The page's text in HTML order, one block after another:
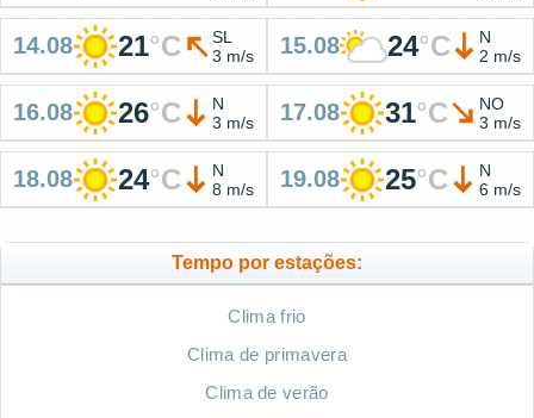
14.08 21°C
SL
3 m/s
15.08 24°C
N
2 m/s
16.08 26°C
N
3 m/s
17.08 31°C
NO
3 m/s
18.08 24°C
N
8 m/s
19.08 25°C
N
6 m/s
Tempo por estações:
Clima frio
Clima de primavera
Clima de verão